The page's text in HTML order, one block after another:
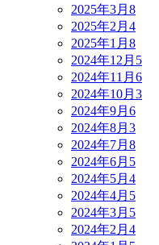
2025年3月 8
2025年2月 4
2025年1月 8
2024年12月 5
2024年11月 6
2024年10月 3
2024年9月 6
2024年8月 3
2024年7月 8
2024年6月 5
2024年5月 4
2024年4月 5
2024年3月 5
2024年2月 4